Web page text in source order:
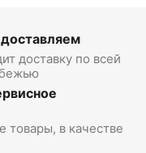
доставку по всей
товары, в качестве